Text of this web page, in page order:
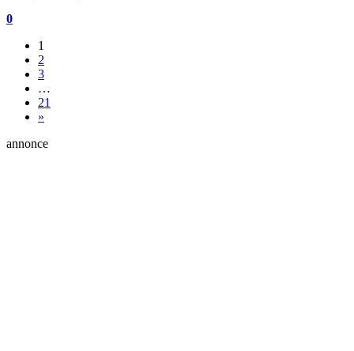
0
1
2
3
…
21
»
annonce